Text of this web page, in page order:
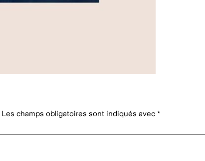
Les champs obligatoires sont indiqués avec *